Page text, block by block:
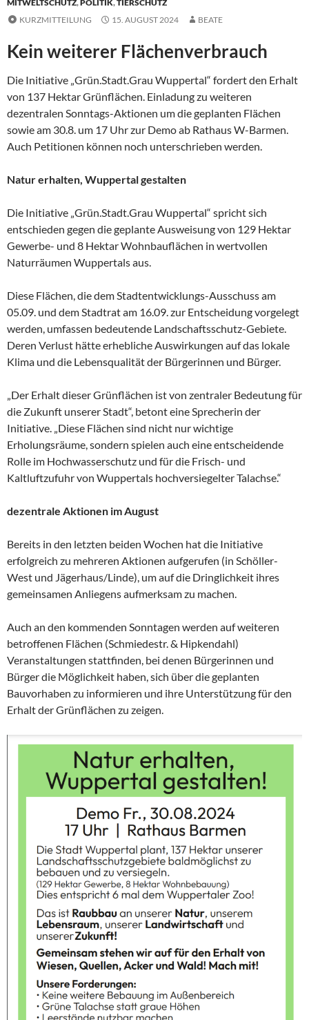
MITWELTSCHUTZ, POLITIK,TIERSCHUTZ
KURZMITTEILUNG
15. AUGUST 2024 BEATE
Kein weiterer Flächenverbrauch
Die Initiative „Grün.Stadt.Grau Wuppertal“ fordert den Erhalt
von 137 Hektar Grünflächen. Einladung zu weiteren
dezentralen Sonntags-Aktionen um die geplanten Flächen
sowie am 30.8. um 17 Uhr zur Demo ab Rathaus W-Barmen.
Auch Petitionen können noch unterschrieben werden.
Natur erhalten, Wuppertal gestalten
Die Initiative „Grün.Stadt.Grau Wuppertal“ spricht sich
entschieden gegen die geplante Ausweisung von 129 Hektar
Gewerbe- und 8 Hektar Wohnbauflächen in wertvollen
Naturräumen Wuppertals aus.
Diese Flächen, die dem Stadtentwicklungs-Ausschuss am
05.09. und dem Stadtrat am 16.09. zur Entscheidung vorgelegt
werden, umfassen bedeutende Landschaftsschutz-Gebiete.
Deren Verlust hätte erhebliche Auswirkungen auf das lokale
Klima und die Lebensqualität der Bürgerinnen und Bürger.
„Der Erhalt dieser Grünflächen ist von zentraler Bedeutung für
die Zukunft unserer Stadt“, betont eine Sprecherin der
Initiative. „Diese Flächen sind nicht nur wichtige
Erholungsräume, sondern spielen auch eine entscheidende
Rolle im Hochwasserschutz und für die Frisch- und
Kaltluftzufuhr von Wuppertals hochversiegelter Talachse.“
dezentrale Aktionen im August
Bereits in den letzten beiden Wochen hat die Initiative
erfolgreich zu mehreren Aktionen aufgerufen (in Schöller-
West und Jägerhaus/Linde), um auf die Dringlichkeit ihres
gemeinsamen Anliegens aufmerksam zu machen.
Auch an den kommenden Sonntagen werden auf weiteren
betroffenen Flächen (Schmiedestr. & Hipkendahl)
Veranstaltungen stattfinden, bei denen Bürgerinnen und
Bürger die Möglichkeit haben, sich über die geplanten
Bauvorhaben zu informieren und ihre Unterstützung für den
Erhalt der Grünflächen zu zeigen.